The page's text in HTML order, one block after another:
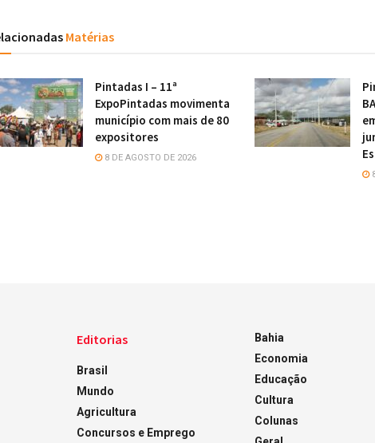
Matérias
Pintadas I – 11ª
ExpoPintadas movimenta
município com mais de 80
expositores
8 DE AGOSTO DE 2026
Editorias
Brasil
Mundo
Agricultura
Concursos e Emprego
Bahia
Economia
Educação
Cultura
Colunas